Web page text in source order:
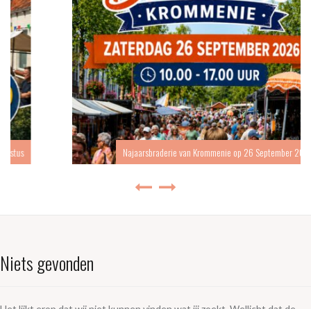
Najaarsbraderie van Krommenie op 26 September 2026
Niets gevonden